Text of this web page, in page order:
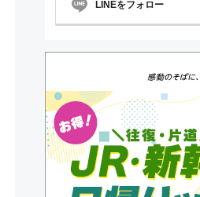
LINEをフォロー